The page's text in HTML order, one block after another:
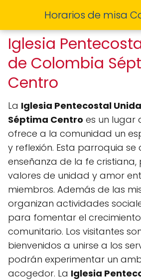
Horarios de misa
Iglesia
de Colombia
Centro
La Iglesia Pentecostal
Séptima Centro es un lugar
ofrece a la comunidad un
y reflexión. Esta parroquia
enseñanza de la fe
valores de unidad y amor
miembros. Además de las
organizan actividades
para fomentar el
comunitario. Los visitantes
bienvenidos a unirse a los
podrán experimentar un
acogedor. La Iglesia